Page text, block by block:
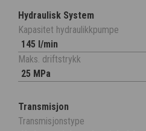
Hydraulisk System
Kapasitet hydraulikkpumpe
145 l/min
Maks. driftstrykk
25 MPa
Transmisjon
Transmisjonstype